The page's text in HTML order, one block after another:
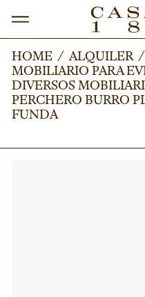
BUSCAR
HOME / ALQUILER /
MOBILIARIO PARA
DIVERSOS
PERCHERO BURRO
FUNDA
HOME / ALQUILER /
MOBILIARIO PARA
DIVERSOS
PERCHERO BURRO
FUNDA